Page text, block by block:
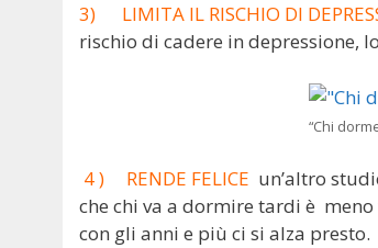
3) LIMITA IL RISCHIO DI
rischio di cadere in depressione,
“Chi
4 ) RENDE FELICE un’altro
che chi va a dormire tardi è
con gli anni e più ci si alza presto.